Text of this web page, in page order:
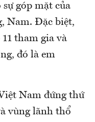
góp mặt của
Nam. Đặc biệt,
tham gia và
đó là em
Nam đứng thứ
vùng lãnh thổ